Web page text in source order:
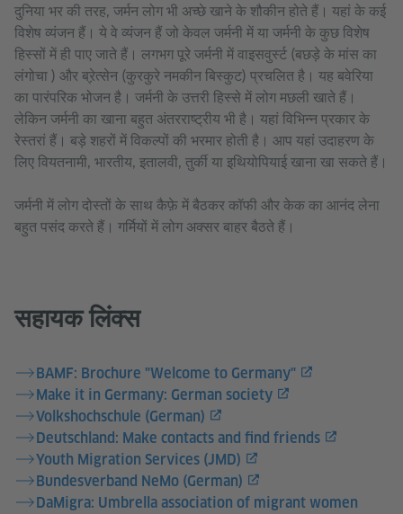
दुनिया भर की तरह, जर्मन लोग भी अच्छे खाने के शौकीन होते हैं। यहां के कई
विशेष व्यंजन हैं। ये वे व्यंजन हैं जो केवल जर्मनी में या जर्मनी के कुछ विशेष
हिस्सों में ही पाए जाते हैं। लगभग पूरे जर्मनी में वाइसवुर्स्ट (बछड़े के मांस का
लंगोचा ) और ब्रे़त्सेन (कुरकुरे नमकीन बिस्कुट) प्रचलित है। यह बवेरिया
का पारंपरिक भोजन है। जर्मनी के उत्तरी हिस्से में लोग मछली खाते हैं।
लेकिन जर्मनी का खाना बहुत अंतरराष्ट्रीय भी है। यहां विभिन्न प्रकार के
रेस्तरां हैं। बड़े शहरों में विकल्पों की भरमार होती है। आप यहां उदाहरण के
लिए वियतनामी, भारतीय, इतालवी, तुर्की या इथियोपियाई खाना खा सकते हैं।
जर्मनी में लोग दोस्तों के साथ कैफ़े में बैठकर कॉफी और केक का आनंद लेना
बहुत पसंद करते हैं। गर्मियों में लोग अक्सर बाहर बैठते हैं।
सहायक लिंक्स
BAMF: Brochure "Welcome to Germany"
Make it in Germany: German society
Volkshochschule (German)
Deutschland: Make contacts and find friends
Youth Migration Services (JMD)
Bundesverband NeMo (German)
DaMigra: Umbrella association of migrant women